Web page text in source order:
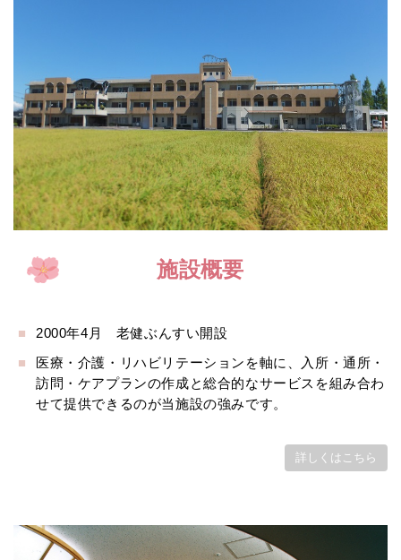
施設概要
2000年4月 老健ぶんすい開設
医療・介護・リハビリテーションを軸に、入所・通所・
訪問・ケアプランの作成と総合的なサービスを組み合わ
せて提供できるのが当施設の強みです。
詳しくはこちら